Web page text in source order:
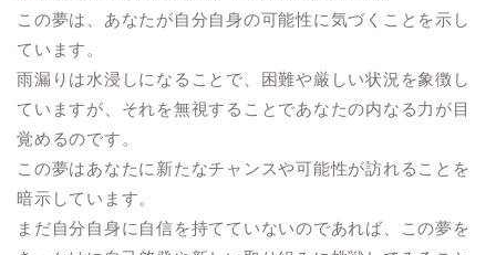
この夢は、あなたが自分自身の可能性に気づくことを示し
ています。
雨漏りは水浸しになることで、困難や厳しい状況を象徴し
ていますが、それを無視することであなたの内なる力が目
覚めるのです。
この夢はあなたに新たなチャンスや可能性が訪れることを
暗示しています。
まだ自分自身に自信を持てていないのであれば、この夢を